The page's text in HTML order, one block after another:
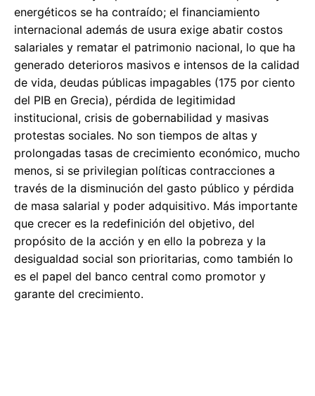
energéticos se ha contraído; el financiamiento
internacional además de usura exige abatir costos
salariales y rematar el patrimonio nacional, lo que ha
generado deterioros masivos e intensos de la calidad
de vida, deudas públicas impagables (175 por ciento
del PIB en Grecia), pérdida de legitimidad
institucional, crisis de gobernabilidad y masivas
protestas sociales. No son tiempos de altas y
prolongadas tasas de crecimiento económico, mucho
menos, si se privilegian políticas contracciones a
través de la disminución del gasto público y pérdida
de masa salarial y poder adquisitivo. Más importante
que crecer es la redefinición del objetivo, del
propósito de la acción y en ello la pobreza y la
desigualdad social son prioritarias, como también lo
es el papel del banco central como promotor y
garante del crecimiento.